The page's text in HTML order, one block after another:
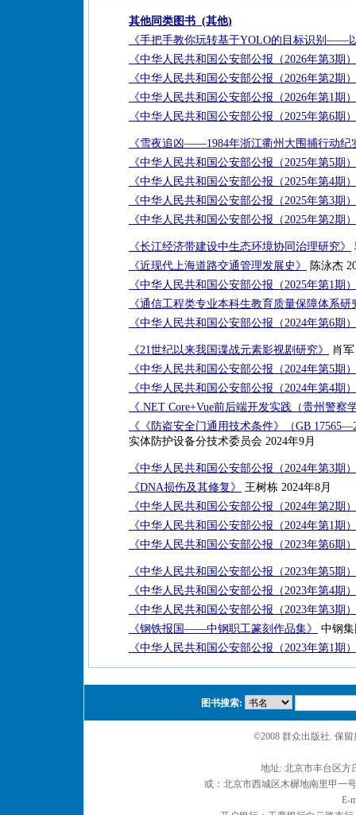
其他同类图书 (其他)
《手把手教你玩转基于YOLO的目标识别——
《中华人民共和国公安部公报（2026年第3期
《中华人民共和国公安部公报（2026年第2期
《中华人民共和国公安部公报（2026年第1期
《中华人民共和国公安部公报（2025年第6期
《雪夜追凶——1984年浙江衢州大围捕行动纪
《中华人民共和国公安部公报（2025年第5期
《中华人民共和国公安部公报（2025年第4期
《中华人民共和国公安部公报（2025年第3期
《中华人民共和国公安部公报（2025年第2期
《长江经济带建设中生态环境协同治理研究》
《近现代上海道路交通管理发展史》
陈泳杰
《中华人民共和国公安部公报（2025年第1期
《通信工程类专业本科生教育质量保障体系
《中华人民共和国公安部公报（2024年第6期
《21世纪以来我国谍战元素影视剧研究》
肖
《中华人民共和国公安部公报（2024年第5期
《中华人民共和国公安部公报（2024年第4期
《.NET Core+Vue前后端开发实践（贵州警
《《防盗安全门通用技术条件》（GB
实体防护设备分技术委员会 2024年9月
《中华人民共和国公安部公报（2024年第3期
《DNA损伤及其修复》
王树栋 2024年8月
《中华人民共和国公安部公报（2024年第2期
《中华人民共和国公安部公报（2024年第1期
《中华人民共和国公安部公报（2023年第6期
《中华人民共和国公安部公报（2023年第5期
《中华人民共和国公安部公报（2023年第4期
《中华人民共和国公安部公报（2023年第3期
《钢铁报国——中钢职工篆刻作品集》
中钢
《中华人民共和国公安部公报（2023年第1期
图书搜索:
©2008 群众出版社. 保
地址: 北京市丰台区
或：北京市西城区木樨地南里甲一
E-